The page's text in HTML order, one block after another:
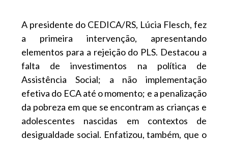
A presidente do CEDICA/RS, Lúcia Flesch, fez
a primeira intervenção, apresentando
elementos para a rejeição do PLS. Destacou a
falta de investimentos na política de
Assistência Social; a não implementação
efetiva do ECA até o momento; e a penalização
da pobreza em que se encontram as crianças e
adolescentes nascidas em contextos de
desigualdade social. Enfatizou, também, que o